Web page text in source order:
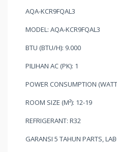
AQA-KCR9FQAL3
MODEL: AQA-KCR9FQAL3
BTU (BTU/H): 9.000
PILIHAN AC (PK): 1
POWER CONSUMPTION
ROOM SIZE (M²): 12-19
REFRIGERANT: R32
GARANSI 5 TAHUN PARTS,